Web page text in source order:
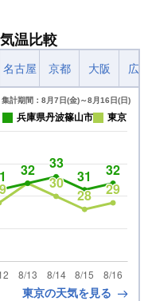
温比較
名古屋 京都 大阪 広
集計期間：8月7日(金)～8月16日(日)
兵庫県丹波篠山市 東京
東京の天気を見る